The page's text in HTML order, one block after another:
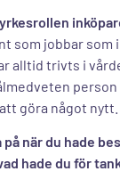
som jobbar
alltid trivts i
person
göra något nytt.
på när du hade
hade du för